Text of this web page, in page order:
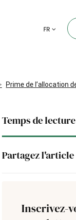
FR
Prime de l’allocation
Temps de lecture
Partagez l'article
Inscrivez-
des